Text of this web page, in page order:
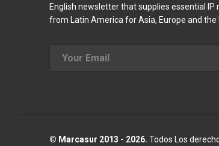
English newsletter that supplies essential IP
from Latin America for Asia, Europe and the
© Marcasur 2013 - 2026. Todos Los